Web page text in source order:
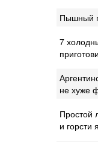
Пышный
7
не хуже
Простой
и горсти